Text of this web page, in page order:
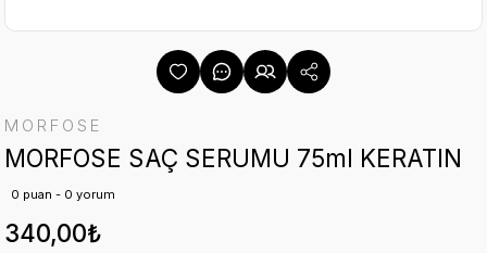
MORFOSE
MORFOSE SAÇ SERUMU 75ml KERATIN
0 puan - 0 yorum
340,00₺